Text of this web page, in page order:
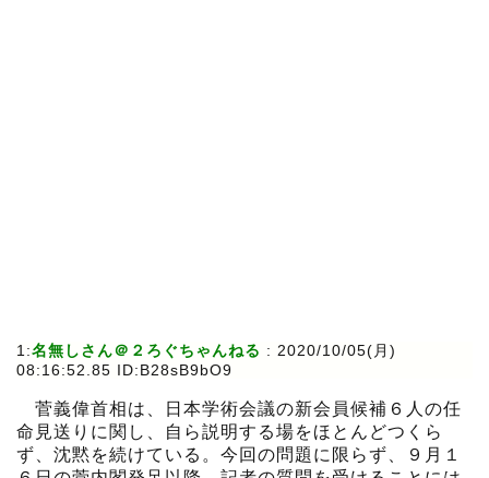
1:名無しさん＠２ろぐちゃんねる : 2020/10/05(月)
08:16:52.85 ID:B28sB9bO9
菅義偉首相は、日本学術会議の新会員候補６人の任
命見送りに関し、自ら説明する場をほとんどつくら
ず、沈黙を続けている。今回の問題に限らず、９月１